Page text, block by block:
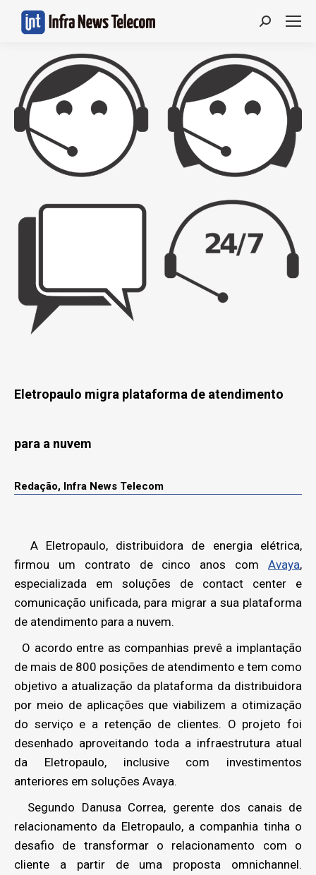
Search:
Eletropaulo migra plataforma de atendimento
para a nuvem
Redação, Infra News Telecom
A Eletropaulo, distribuidora de energia elétrica,
firmou um contrato de cinco anos com Avaya,
especializada em soluções de contact center e
comunicação unificada, para migrar a sua plataforma
de atendimento para a nuvem.
O acordo entre as companhias prevê a implantação
de mais de 800 posições de atendimento e tem como
objetivo a atualização da plataforma da distribuidora
por meio de aplicações que viabilizem a otimização
do serviço e a retenção de clientes. O projeto foi
desenhado aproveitando toda a infraestrutura atual
da Eletropaulo, inclusive com investimentos
anteriores em soluções Avaya.
Segundo Danusa Correa, gerente dos canais de
relacionamento da Eletropaulo, a companhia tinha o
desafio de transformar o relacionamento com o
cliente a partir de uma proposta omnichannel.